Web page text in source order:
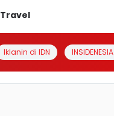
Travel
Iklanin di IDN INSIDENESIA